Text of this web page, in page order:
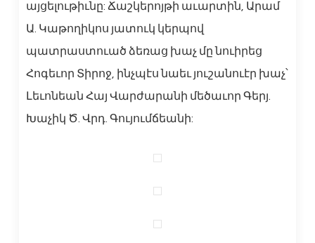
այցելութիւնը: Ճաշկերոյթի աւարտին, Արամ
Ա. Կաթողիկոս յատուկ կերպով
պատրաստուած ձեռաց խաչ մը նուիրեց
Հոգեւոր Տիրոջ, ինչպէս նաեւ յուշանուէր խաչ՝
Լեւոնեան Հայ Վարժարանի մեծաւոր Գերյ.
Խաչիկ Ծ. Վրդ. Գույումճեանի: